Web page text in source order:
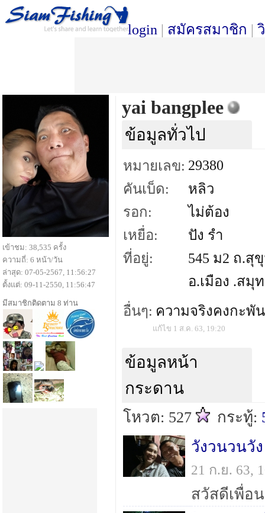
login | สมัครสมาชิก |
yai bangplee
ข้อมูลทั่วไป
หมายเลข: 29380
คันเบ็ด:
หลิว
รอก:
ไม่ต้อง
เหยื่อ:
ปัง รำ
ที่อยู่:
545 ม2 ถ.สุ
อ.เมือง .สมุ
อื่นๆ: ความจริงคงกะพัน
แก้ไข 1 ส.ค. 63, 19:20
ข้อมูลหน้า
กระดาน
โหวต: 527 กระทู้:
วังวนวนวัง
21 ก.ย. 63,
เข้าชม: 38,535 ครั้ง
ความถี่: 6 หน้า/วัน
ล่าสุด: 07-05-2567, 11:56:27
ตั้งแต่: 09-11-2550, 11:56:47
มีสมาชิกติดตาม 8 ท่าน